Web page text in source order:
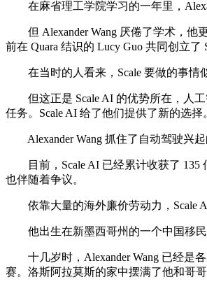
在麻省理工学院学习的一年里，
但 Alexander Wang 厌倦了学术，他
前在 Quara 结识的 Lucy Guo 共同创立了
在当时的人看来，Scale 要做的事情似
但这正是 Scale AI 的优势所在，人工
任务。Scale AI 给了他们提供了新的选择
Alexander Wang 抓住了自动驾驶兴起
目前，Scale AI 已经累计收获了 135
也伴随着争议。
依靠大量的海外廉价劳动力，Scale AI
他出生在新墨西哥州的一个中国移民
十几岁时，Alexander Wang 已经是各
赛。洛斯阿拉莫斯的家中摆满了他和哥哥